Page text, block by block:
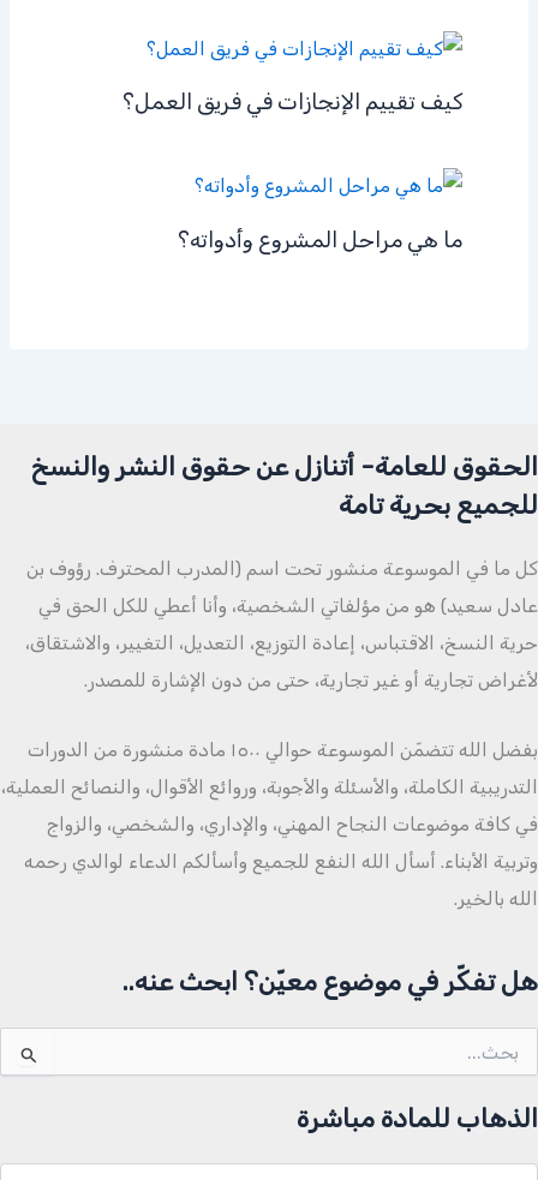
كيف تقييم الإنجازات في فريق العمل؟
ما هي مراحل المشروع وأدواته؟
الحقوق للعامة- أتنازل عن حقوق النشر والنسخ
للجميع بحرية تامة
كل ما في الموسوعة منشور تحت اسم (المدرب المحترف. رؤوف بن
عادل سعيد) هو من مؤلفاتي الشخصية، وأنا أعطي للكل الحق في
حرية النسخ، الاقتباس، إعادة التوزيع، التعديل، التغيير، والاشتقاق،
لأغراض تجارية أو غير تجارية، حتى من دون الإشارة للمصدر.
بفضل الله تتضمّن الموسوعة حوالي ١٥٠٠ مادة منشورة من الدورات
التدريبية الكاملة، والأسئلة والأجوبة، وروائع الأقوال، والنصائح العملية،
في كافة موضوعات النجاح المهني، والإداري، والشخصي، والزواج
وتربية الأبناء. أسأل الله النفع للجميع وأسألكم الدعاء لوالدي رحمه
الله بالخير.
هل تفكّر في موضوع معيّن؟ ابحث عنه..
عن:
الذهاب للمادة مباشرة